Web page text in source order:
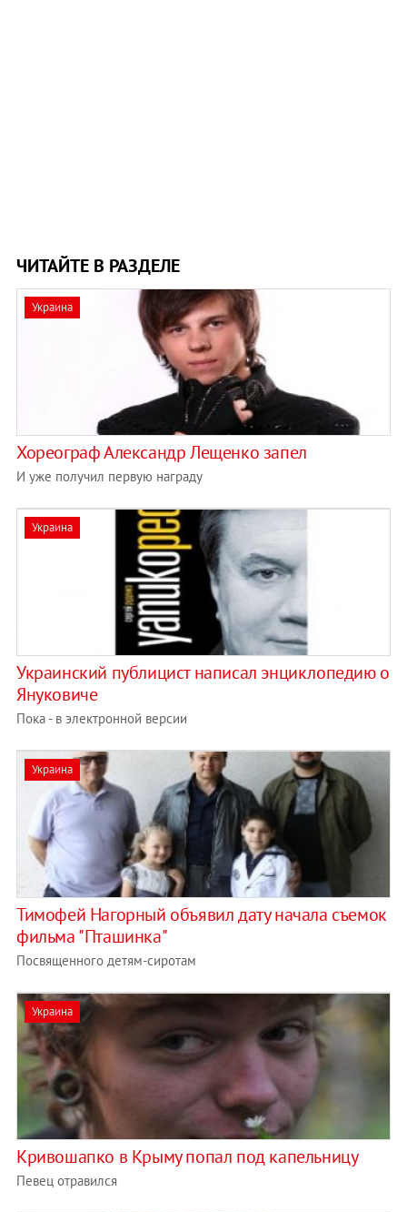
ЧИТАЙТЕ В РАЗДЕЛЕ
Украина
Хореограф Александр Лещенко запел
И уже получил первую награду
Украина
Украинский публицист написал энциклопедию о
Януковиче
Пока - в электронной версии
Украина
Тимофей Нагорный объявил дату начала съемок
фильма "Пташинка"
Посвященного детям-сиротам
Украина
Кривошапко в Крыму попал под капельницу
Певец отравился